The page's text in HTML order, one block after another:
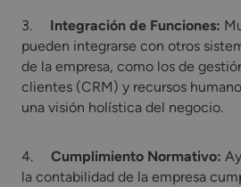
3. Integración de Funciones:
pueden integrarse con otros
de la empresa, como los de
clientes (CRM) y recursos
una visión holística del negocio.
4. Cumplimiento Normativo:
la contabilidad de la empresa